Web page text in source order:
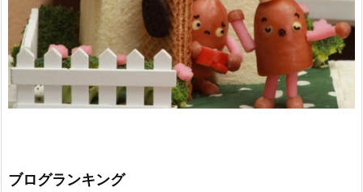
ブログランキング